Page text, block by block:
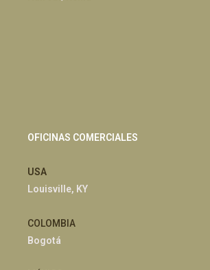
OFICINAS COMERCIALES
USA
Louisville, KY
COLOMBIA
Bogotá